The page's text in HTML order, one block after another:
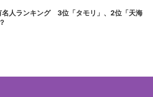
名人ランキング 3位「タモリ」、2位「天海